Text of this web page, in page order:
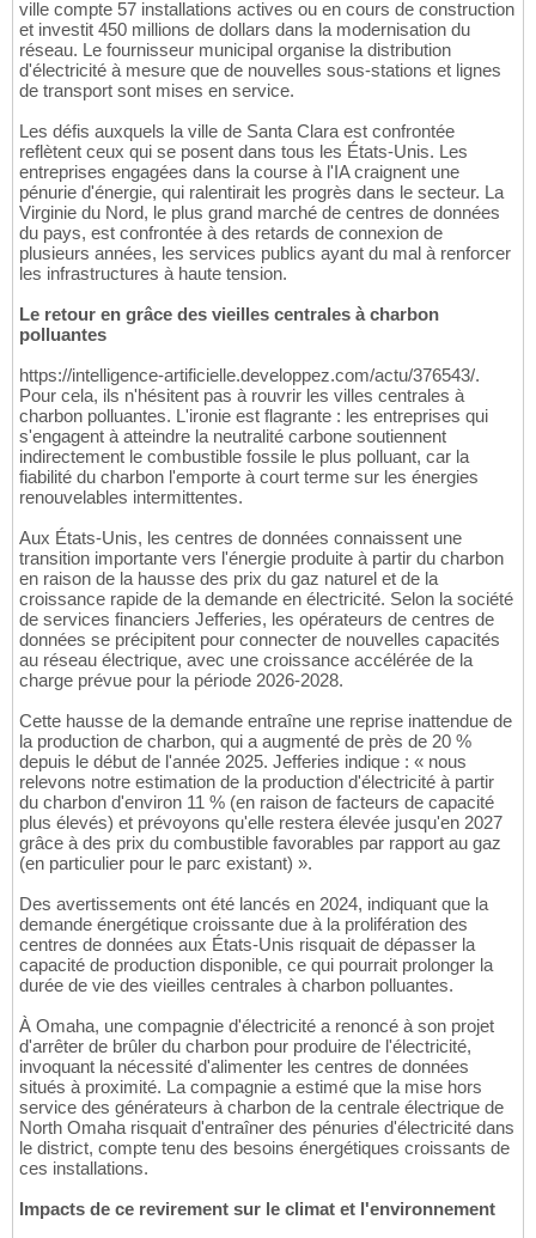
ville compte 57 installations actives ou en cours de construction
et investit 450 millions de dollars dans la modernisation du
réseau. Le fournisseur municipal organise la distribution
d'électricité à mesure que de nouvelles sous-stations et lignes
de transport sont mises en service.
Les défis auxquels la ville de Santa Clara est confrontée
reflètent ceux qui se posent dans tous les États-Unis. Les
entreprises engagées dans la course à l'IA craignent une
pénurie d'énergie, qui ralentirait les progrès dans le secteur. La
Virginie du Nord, le plus grand marché de centres de données
du pays, est confrontée à des retards de connexion de
plusieurs années, les services publics ayant du mal à renforcer
les infrastructures à haute tension.
Le retour en grâce des vieilles centrales à charbon
polluantes
https://intelligence-artificielle.developpez.com/actu/376543/.
Pour cela, ils n'hésitent pas à rouvrir les villes centrales à
charbon polluantes. L'ironie est flagrante : les entreprises qui
s'engagent à atteindre la neutralité carbone soutiennent
indirectement le combustible fossile le plus polluant, car la
fiabilité du charbon l'emporte à court terme sur les énergies
renouvelables intermittentes.
Aux États-Unis, les centres de données connaissent une
transition importante vers l'énergie produite à partir du charbon
en raison de la hausse des prix du gaz naturel et de la
croissance rapide de la demande en électricité. Selon la société
de services financiers Jefferies, les opérateurs de centres de
données se précipitent pour connecter de nouvelles capacités
au réseau électrique, avec une croissance accélérée de la
charge prévue pour la période 2026-2028.
Cette hausse de la demande entraîne une reprise inattendue de
la production de charbon, qui a augmenté de près de 20 %
depuis le début de l'année 2025. Jefferies indique : « nous
relevons notre estimation de la production d'électricité à partir
du charbon d'environ 11 % (en raison de facteurs de capacité
plus élevés) et prévoyons qu'elle restera élevée jusqu'en 2027
grâce à des prix du combustible favorables par rapport au gaz
(en particulier pour le parc existant) ».
Des avertissements ont été lancés en 2024, indiquant que la
demande énergétique croissante due à la prolifération des
centres de données aux États-Unis risquait de dépasser la
capacité de production disponible, ce qui pourrait prolonger la
durée de vie des vieilles centrales à charbon polluantes.
À Omaha, une compagnie d'électricité a renoncé à son projet
d'arrêter de brûler du charbon pour produire de l'électricité,
invoquant la nécessité d'alimenter les centres de données
situés à proximité. La compagnie a estimé que la mise hors
service des générateurs à charbon de la centrale électrique de
North Omaha risquait d'entraîner des pénuries d'électricité dans
le district, compte tenu des besoins énergétiques croissants de
ces installations.
Impacts de ce revirement sur le climat et l'environnement